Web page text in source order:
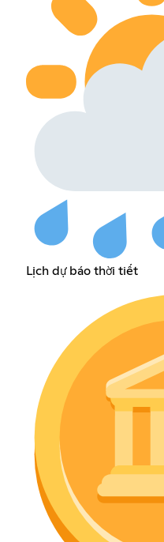
Lịch dự báo thời tiết